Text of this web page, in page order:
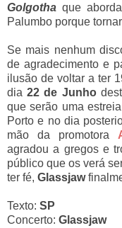
Golgotha que
Palumbo porque
Se mais nenhum
de agradecimento e
ilusão de voltar a ter
dia22 de Junho
que serão uma
Porto e no dia
mão da promotora
agradou a gregos e
público que os verá
ter fé, Glassjaw
Texto: SP
Concerto: Glassjaw